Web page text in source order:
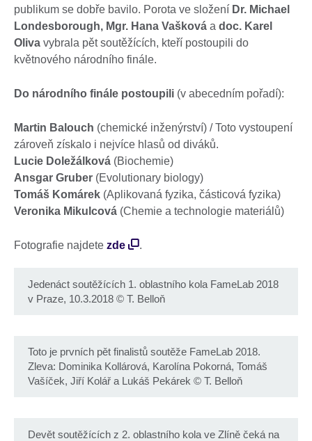
publikum se dobře bavilo. Porota ve složení Dr. Michael
Londesborough, Mgr. Hana Vašková a doc. Karel
Oliva vybrala pět soutěžících, kteří postoupili do
květnového národního finále.
Do národního finále postoupili (v abecedním pořadí):
Martin Balouch (chemické inženýrství) / Toto vystoupení
zároveň získalo i nejvíce hlasů od diváků.
Lucie Doležálková (Biochemie)
Ansgar Gruber (Evolutionary biology)
Tomáš Komárek (Aplikovaná fyzika, částicová fyzika)
Veronika Mikulcová (Chemie a technologie materiálů)
Fotografie najdete zde .
Jedenáct soutěžících 1. oblastního kola FameLab 2018
v Praze, 10.3.2018 © T. Belloň
Toto je prvních pět finalistů soutěže FameLab 2018.
Zleva: Dominika Kollárová, Karolína Pokorná, Tomáš
Vašíček, Jiří Kolář a Lukáš Pekárek © T. Belloň
Devět soutěžících z 2. oblastního kola ve Zlíně čeká na